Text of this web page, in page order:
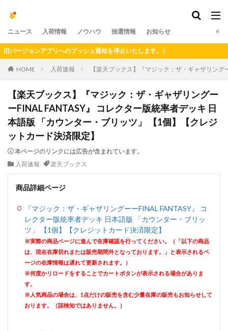
ニュース 入荷情報 ノウハウ 抽選情報 お知らせ
ョンアプリへのプッシュ通知を停止いたします。）
HOME 入荷速報 【楽天ブックス】『マジック：ザ・ギャザリン
【楽天ブックス】『マジック：ザ・ギャザリングー
ーFINAL FANTASY』 コレクター版統率者デッキ 日
本語版 「カウンター・ブリッツ」 【1個】【クレジ
ットカード決済限定】
本ページのリンクには広告が含まれています。
入荷速報
楽天ブックス
商品詳細ページ
『マジック：ザ・ギャザリングーーFINAL FANTASY』 コ
レクター版統率者デッキ 日本語版 「カウンター・ブリッ
ツ」 【1個】【クレジットカード決済限定】
※実際の商品ページに進んで在庫確認を行ってください。（「以下の商品
は、現在在庫切れまたは販売期間外となっております。」と表示されるペ
ージの在庫情報は遅れて更新されます。）
※何度かリロードをすることでカートボタンが表示される場合がありま
す。
※人気商品の場合は、1点だけの販売を含む少量在庫の販売もお知らせして
おります。（誤検知ではありません。）